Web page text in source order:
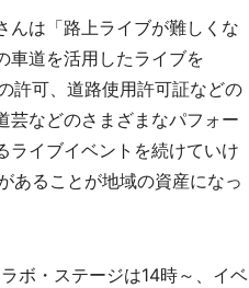
は「路上ライブが難しくな
車道を活用したライブを
許可、道路使用許可証などの
芸などのさまざまなパフォー
ライブイベントを続けていけ
あることが地域の資産になっ
ボ・ステージは14時～、イベ